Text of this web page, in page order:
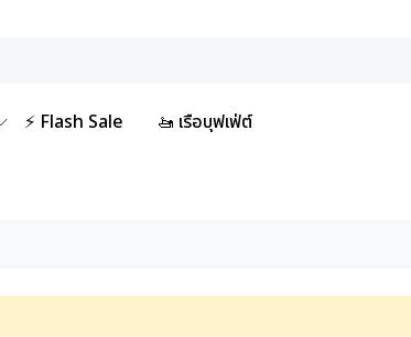
⚡ Flash Sale 🚤 เรือบุฟเฟ่ต์